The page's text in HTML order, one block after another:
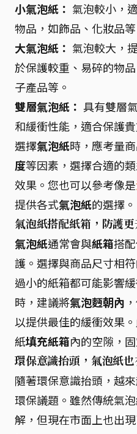
小氣泡紙： 氣泡較小，
物品，如飾品、化妝品等
大氣泡紙： 氣泡較大，
於保護較重、易碎的物
子產品等。
雙層氣泡紙： 具有雙層
和緩衝性能，適合保護
選擇氣泡紙時，應考量
度等因素，選擇合適的
效果。您也可以參考像是
提供各式氣泡紙的選擇。
氣泡紙搭配紙箱，防護
氣泡紙通常會與紙箱搭
護。選擇與商品尺寸相
過小的紙箱都可能影響
時，建議將氣泡麪朝內
以提供最佳的緩衝效果
紙填充紙箱內的空隙，
環保意識抬頭，氣泡紙
隨著環保意識抬頭，越
環保議題。雖然傳統氣
解，但現在市面上也出